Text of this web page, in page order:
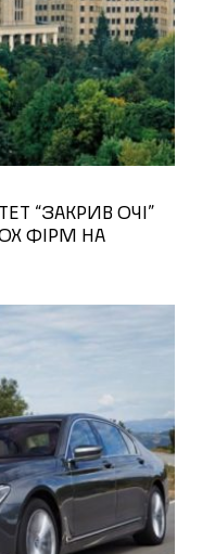
“ЗАКРИВ ОЧІ”
ФІРМ НА